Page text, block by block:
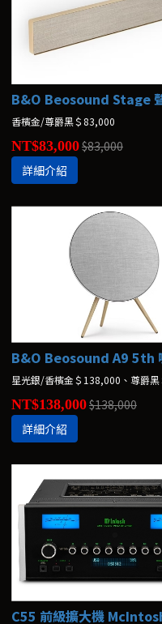
B&O Beosound Stage
香檳金/尊爵黑＄83,000
NT$83,000$83,000
詳細介紹
B&O Beosound A9 5th
星光銀/香檳金＄138,000、尊爵
NT$138,000$138,000
詳細介紹
C55 前級擴大機